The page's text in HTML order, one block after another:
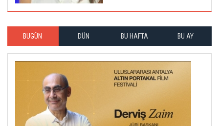
BUGÜN DÜN BU HAFTA BU AY